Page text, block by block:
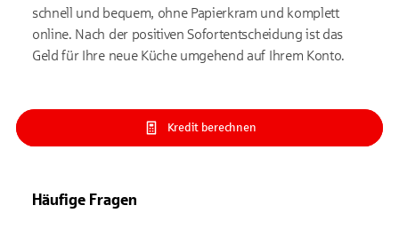
schnell und bequem, ohne Papierkram und komplett
online. Nach der positiven Sofortentscheidung ist das
Geld für Ihre neue Küche umgehend auf Ihrem Konto.
Kredit berechnen
Häufige Fragen